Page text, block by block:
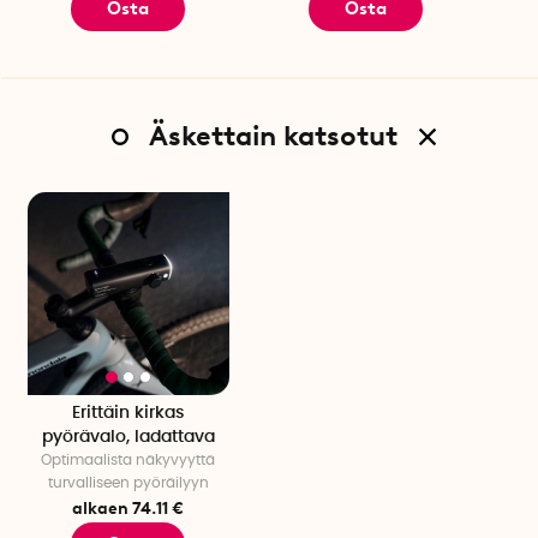
valotilassa.
Osta Osta
Äskettain katsotut
Erittäin kirkas
pyörävalo, ladattava
Optimaalista näkyvyyttä
turvalliseen pyöräilyyn
alkaen 74.11 €